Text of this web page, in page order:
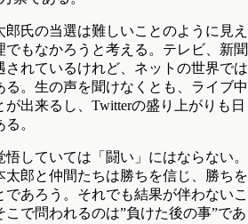
郎氏の当選は難しいことのように見え
でもなかろうと考える。テレビ、新聞
されているけれど、ネットの世界では
る。生の声を聞けなくとも、ライブ中
出来るし、Twitterの盛り上がりも日
。
していては「闘い」にはならない。
太郎と仲間たちは勝ちを信じ、勝ちを
であろう。それでも結果が伴わないこ
で問われるのは”負けた後の事”であ